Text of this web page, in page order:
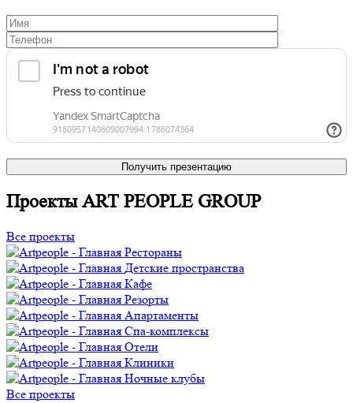
Получить презентацию
Проекты ART PEOPLE GROUP
Все проекты
Рестораны
Детские пространства
Кафе
Резорты
Апартаменты
Спа-комплексы
Отели
Клиники
Ночные клубы
Все проекты